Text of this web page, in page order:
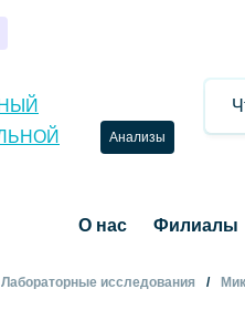
Анализы
О нас Филиалы
Лабораторные исследования